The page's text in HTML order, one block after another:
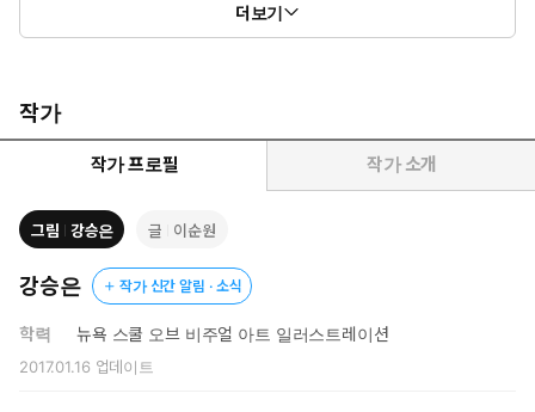
『어머니의 이슬털이』에 이은 이순원 그림책 시리즈 제2권, 『어
그림을 그린 강승은 작가는 세밀한 묘사와 유머러스한 표현으로 이
야기의 감동을 두 배로 만들었습니다. 독자들은 『어치와 참나무』
를 읽으며 어치의 친구가 되어 참나무 숲을 길러내는 놀라운 체험을
더보기
작가
작가 프로필 작가 소개
그림 강승은 글 이순원
강승은 작가 신간 알림 · 소식
학력 뉴욕 스쿨 오브 비주얼 아트 일러스트레이션
2017.01.16 업데이트